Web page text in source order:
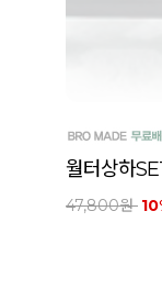
월터상하
47,800원